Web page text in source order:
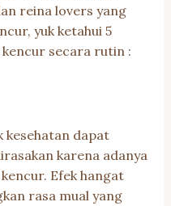
reina lovers yang
yuk ketahui 5
secara rutin :
kesehatan dapat
karena adanya
Efek hangat
rasa mual yang